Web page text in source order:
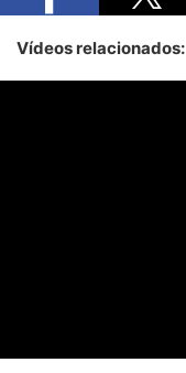
Vídeos relacionados: